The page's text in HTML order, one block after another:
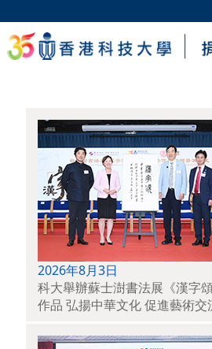
2026年8月3日
科大舉辦蘇士澍書法展《漢字
作品 弘揚中華文化 促進藝術交